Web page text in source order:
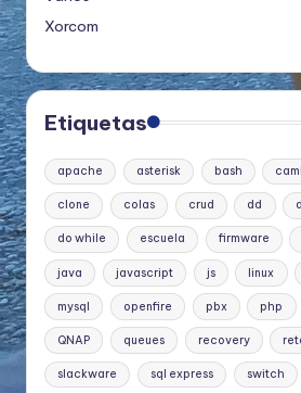
Xorcom
Etiquetas
apache asterisk bash
clone colas crud dd
do while escuela firmware
java javascript js linux
mysql openfire pbx php
QNAP queues recovery
slackware sql express switch